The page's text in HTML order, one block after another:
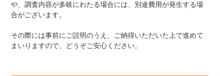
や、調査内容が多岐にわたる場合には、別途費用が発生する場
合がございます。
その際には事前にご説明のうえ、ご納得いただいた上で進めて
まいりますので、どうぞご安心ください。